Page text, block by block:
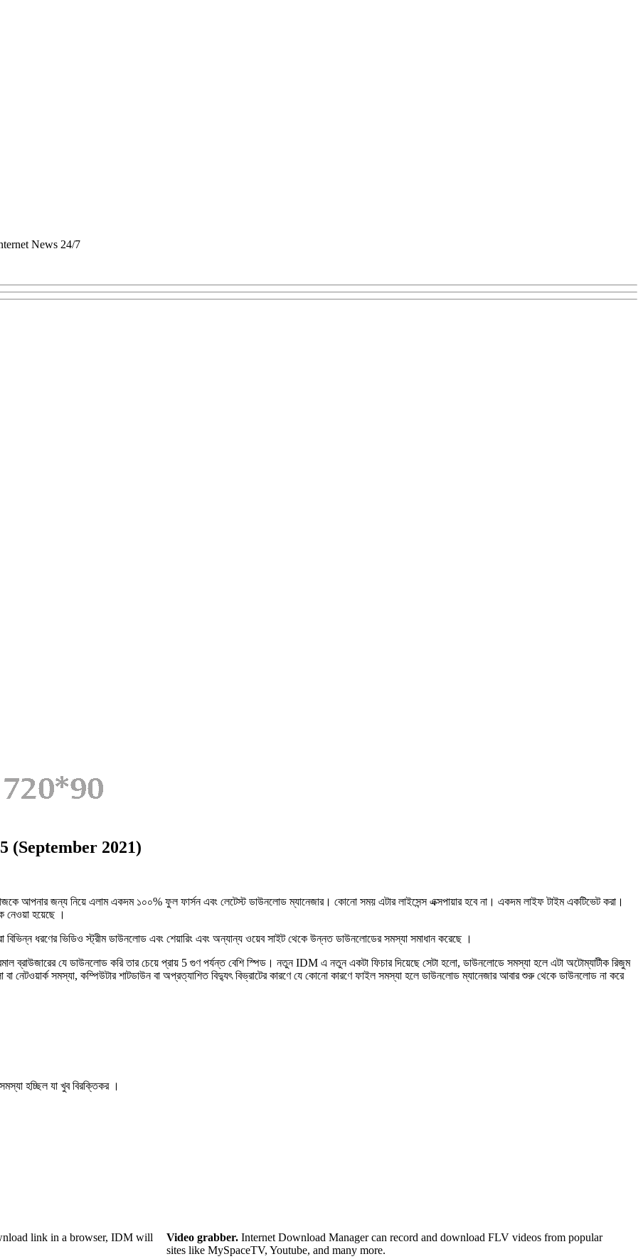
News 24/7
(September 2021)
আপনার জন্য নিয়ে এলাম একদম ১০০% ফুল ফার্সন এবং লেটেস্ট ডাউনলোড ম্যানেজার। কোনো সময় এটার লাইসেন্স এক্সপায়ার হবে না। একদম লাইফ টাইম একটিভেট করা।
নেওয়া হয়েছে ।
ধরণের ভিডিও স্ট্রীম ডাউনলোড এবং শেয়ারিং এবং অন্যান্য ওয়েব সাইট থেকে উন্নত ডাউনলোডের সমস্যা সমাধান করেছে ।
ব্রাউজারের যে ডাউনলোড করি তার চেয়ে প্রায় 5 গুণ পর্যন্ত বেশি স্পিড। নতুন IDM এ নতুন একটা ফিচার দিয়েছে সেটা হলো, ডাউনলোডে সমস্যা হলে এটা অটোম্যাটীক রিজুম
নেটওয়ার্ক সমস্যা, কম্পিউটার শাটডাউন বা অপ্রত্যাশিত বিদ্যুৎ বিভ্রাটের কারণে যে কোনো কারণে ফাইল সমস্যা হলে ডাউনলোড ম্যানেজার আবার শুরু থেকে ডাউনলোড না করে
হচ্ছিল যা খুব বিরক্তিকর ।
link in a browser, IDM will
Video grabber. Internet Download Manager can record and download FLV videos from popular
sites like MySpaceTV, Youtube, and many more.